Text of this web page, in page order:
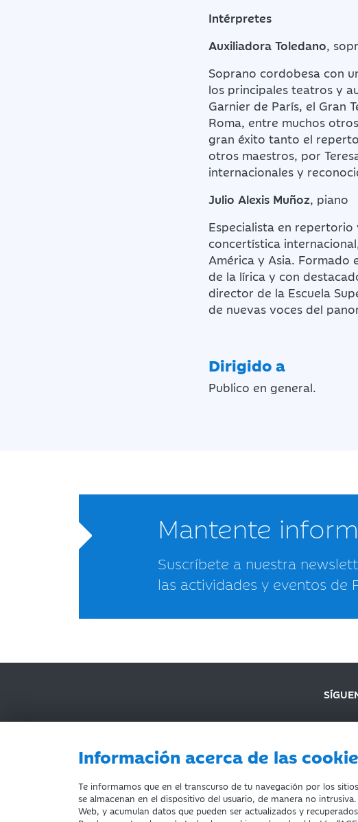
Información acerca de las
Te informamos que en el transcurso de tu navegación por los
se almacenan en el dispositivo del usuario, de manera no
Web, y acumulan datos que pueden ser actualizados y
Intérpretes
Auxiliadora Toledano,
Soprano cordobesa con
los principales teatros y
Garnier de París, el Gran
Roma, entre muchos
gran éxito tanto el
otros maestros, por
internacionales y
Julio Alexis Muñoz, piano
Especialista en
concertística
América y Asia. Formado
de la lírica y con
director de la Escuela
de nuevas voces del
Dirigido a
Publico en general.
Mantente
Suscríbete a nuestra
las actividades y eventos de
AVISO LEGAL ACCESIBILIDAD PRIVACIDAD